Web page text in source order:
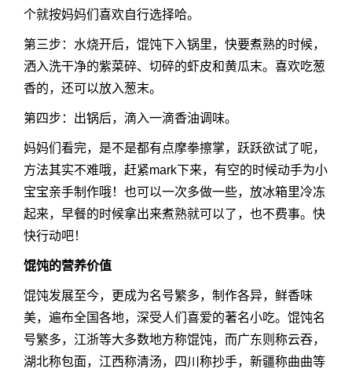
个就按妈妈们喜欢自行选择哈。
第三步：水烧开后，馄饨下入锅里，快要煮熟的时候，
洒入洗干净的紫菜碎、切碎的虾皮和黄瓜末。喜欢吃葱
香的，还可以放入葱末。
第四步：出锅后，滴入一滴香油调味。
妈妈们看完，是不是都有点摩拳擦掌，跃跃欲试了呢，
方法其实不难哦，赶紧mark下来，有空的时候动手为小
宝宝亲手制作哦！也可以一次多做一些，放冰箱里冷冻
起来，早餐的时候拿出来煮熟就可以了，也不费事。快
快行动吧！
馄饨的营养价值
馄饨发展至今，更成为名号繁多，制作各异，鲜香味
美，遍布全国各地，深受人们喜爱的著名小吃。馄饨名
号繁多，江浙等大多数地方称馄饨，而广东则称云吞，
湖北称包面，江西称清汤，四川称抄手，新疆称曲曲等